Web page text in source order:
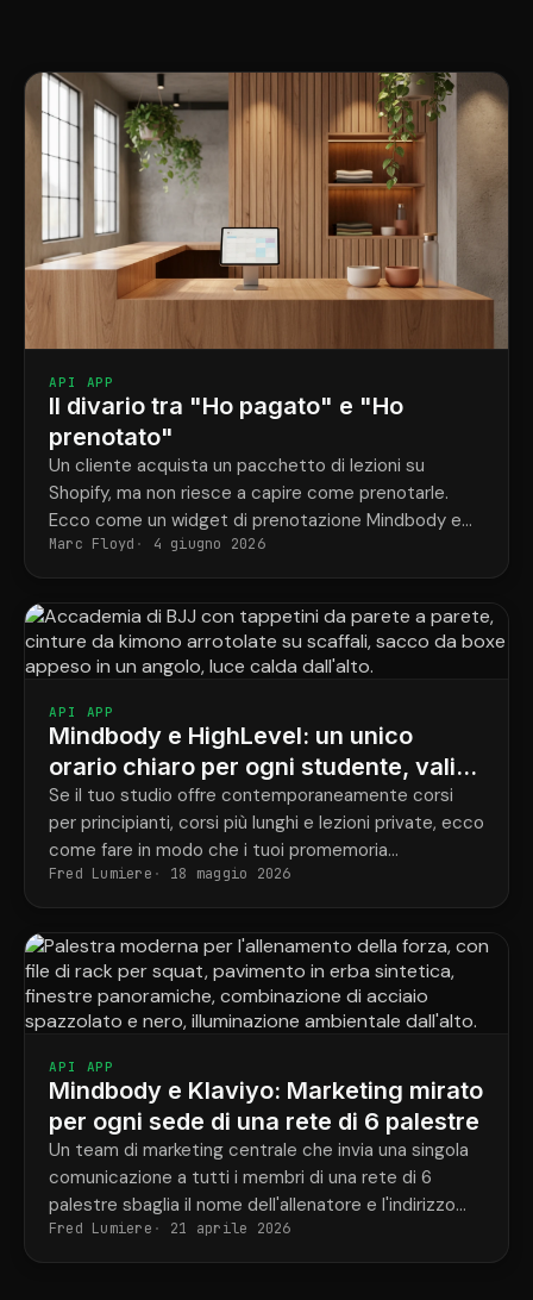
API APP
Il divario tra "Ho pagato" e "Ho
prenotato"
Un cliente acquista un pacchetto di lezioni su
Shopify, ma non riesce a capire come prenotarle.
Ecco come un widget di prenotazione Mindbody e
ShopConnect risolvono definitivamente questo
problema.
Marc Floyd 4 giugno 2026
API APP
Mindbody e HighLevel: un unico
orario chiaro per ogni studente, valido
per tutti i programmi.
Se il tuo studio offre contemporaneamente corsi
per principianti, corsi più lunghi e lezioni private, ecco
come fare in modo che i tuoi promemoria
corrispondano finalmente alle prenotazioni effettive
di ogni studente.
Fred Lumiere 18 maggio 2026
API APP
Mindbody e Klaviyo: Marketing mirato
per ogni sede di una rete di 6 palestre
Un team di marketing centrale che invia una singola
comunicazione a tutti i membri di una rete di 6
palestre sbaglia il nome dell'allenatore e l'indirizzo
della palestra nella metà dei casi.
Fred Lumiere 21 aprile 2026